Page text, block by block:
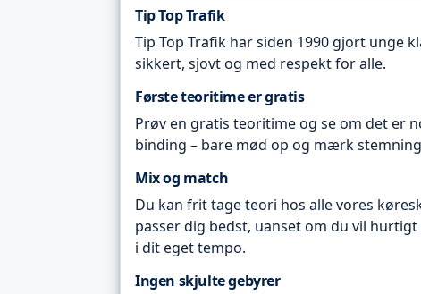
Tip Top Trafik
Tip Top Trafik har siden 1990 gjort unge
sikkert, sjovt og med respekt for alle.
Første teoritime er gratis
Prøv en gratis teoritime og se om det er
binding – bare mød op og mærk
Mix og match
Du kan frit tage teori hos alle vores
passer dig bedst, uanset om du vil
i dit eget tempo.
Ingen skjulte gebyrer